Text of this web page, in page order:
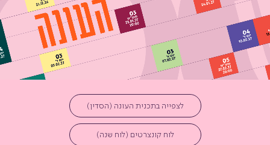
לצפייה בתכנית העונה (הסדין)
קובץ מסוג PDF
לוח קונצרטים (לוח שנה)